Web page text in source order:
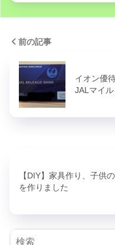
前の記事
イオン優
JALマイ
【DIY】家具作り、子供
を作りました